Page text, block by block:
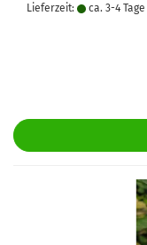
Lieferzeit: ca. 3-4 Tage